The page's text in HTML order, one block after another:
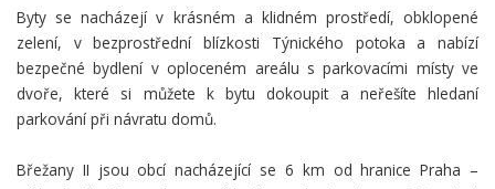
Byty se nacházejí v krásném a klidném prostředí, obklopené
zelení, v bezprostřední blízkosti Týnického potoka a nabízí
bezpečné bydlení v oploceném areálu s parkovacími místy ve
dvoře, které si můžete k bytu dokoupit a neřešíte hledaní
parkování při návratu domů.
Břežany II jsou obcí nacházející se 6 km od hranice Praha –